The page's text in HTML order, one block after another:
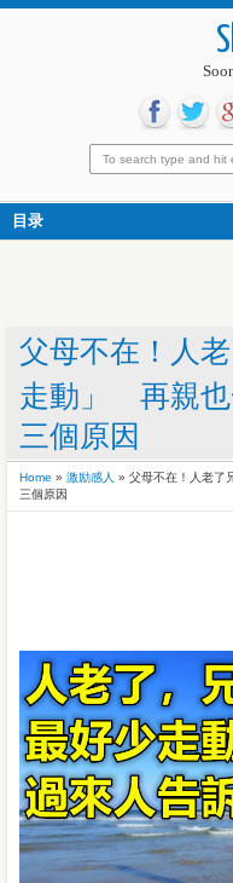
目录
父母不在！人
走動」 再親也
三個原因
Home » 激励感人 » 父母不在！人老了
三個原因